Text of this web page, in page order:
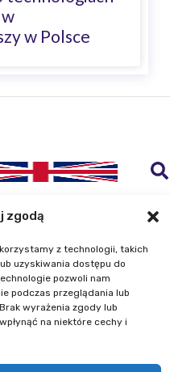
zgodą
z technologii, takich
uzyskiwania dostępu do
pozwoli nam
podczas przeglądania lub
wyrażenia zgody lub
na niektóre cechy i
w Polsce
i Kartografii
Modzelewskiego 27
Warszawa